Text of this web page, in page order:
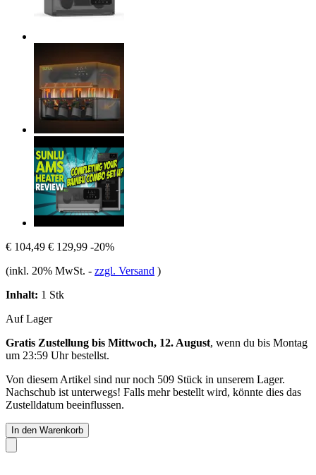
€ 104,49 € 129,99 -20%
(inkl. 20% MwSt. - zzgl. Versand )
Inhalt: 1 Stk
Auf Lager
Gratis Zustellung bis Mittwoch, 12. August, wenn du bis Montag
um 23:59 Uhrbestellst.
Von diesem Artikel sind nur noch 509 Stück in unserem Lager.
Nachschub ist unterwegs! Falls mehr bestellt wird, könnte dies das
Zustelldatum beeinflussen.
In den Warenkorb